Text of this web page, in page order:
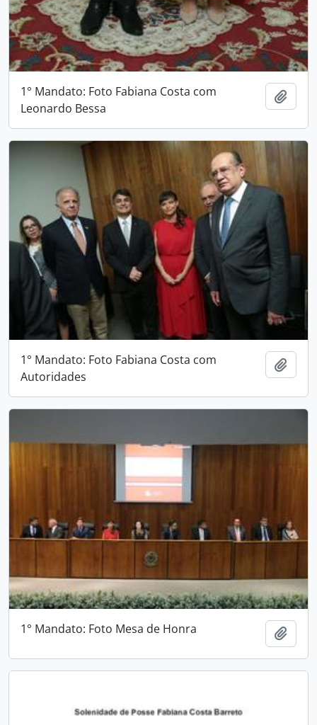
1° Mandato: Foto Fabiana Costa com
Leonardo Bessa
1° Mandato: Foto Fabiana Costa com
Autoridades
1° Mandato: Foto Mesa de Honra